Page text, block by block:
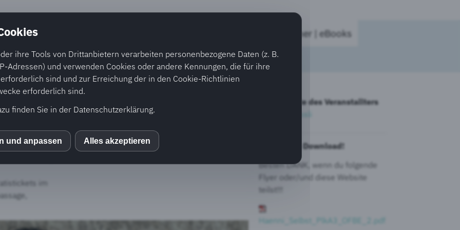
Beratung Bücher | eBooks
im
Zur Website des Veranstallters
Flyers zum Download!
Besten DANK, wenn du folgende
Flyer oder/und diese Website
teilst!!!
Haenni_Selbst_PlkA3_OFBE_2.pdf
ihre Tools von Drittanbietern verarbeiten personenbezogene Daten (z. B.
Adressen) und verwenden Cookies oder andere Kennungen, die für ihre
sind und zur Erreichung der in den Cookie-Richtlinien
erforderlich sind.
finden Sie in der Datenschutzerklärung.
und anpassen Alles akzeptieren